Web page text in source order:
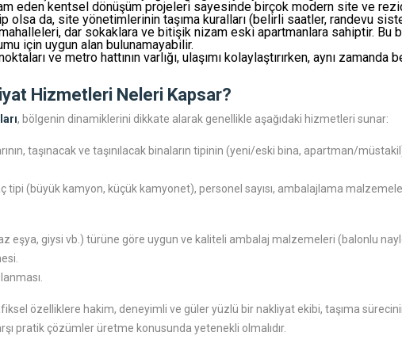
eden kentsel dönüşüm projeleri sayesinde birçok modern site ve
da, site yönetimlerinin taşıma kuralları (belirli saatler, randevu
dar sokaklara ve bitişik nizam eski apartmanlara sahiptir. Bu
için uygun alan bulunamayabilir.
ve metro hattının varlığı, ulaşımı kolaylaştırırken, aynı
Hizmetleri Neleri Kapsar?
, bölgenin dinamiklerini dikkate alarak genellikle aşağıdaki hizmetleri sunar:
taşınacak ve taşınılacak binaların tipinin (yeni/eski bina, apartman/
tipi (büyük kamyon, küçük kamyonet), personel sayısı, ambalajlama
eşya, giysi vb.) türüne göre uygun ve kaliteli ambalaj malzemeleri (balonlu
özelliklere hakim, deneyimli ve güler yüzlü bir nakliyat ekibi, taşıma
pratik çözümler üretme konusunda yetenekli olmalıdır.